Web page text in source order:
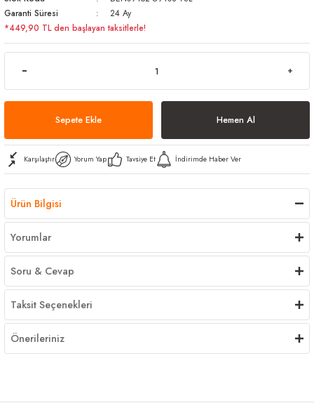
Bezler
Kovalar
Garanti Süresi
24 Ay
*449,90 TL den başlayan taksitlerle!
Sepete Ekle Hemen Al
Karşılaştır Yorum Yap Tavsiye Et İndirimde Haber Ver
Ürün Bilgisi
Yorumlar
Soru & Cevap
Taksit Seçenekleri
Önerileriniz